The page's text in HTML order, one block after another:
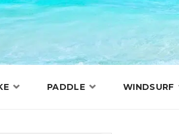
PADDLE WINDSURF